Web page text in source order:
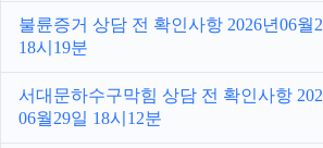
불륜증거 상담 전 확인사항 2026년06월
18시19분
서대문하수구막힘 상담 전 확인사항
06월29일 18시12분